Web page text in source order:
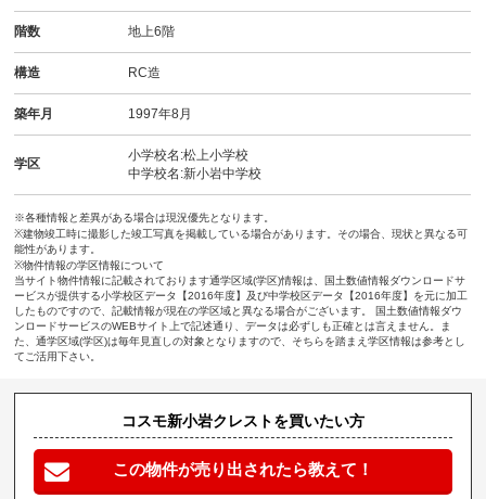
階数 地上6階
構造 RC造
築年月 1997年8月
学区
小学校名:松上小学校
中学校名:新小岩中学校
※各種情報と差異がある場合は現況優先となります。
※建物竣工時に撮影した竣工写真を掲載している場合があります。その場合、現状と異なる可
能性があります。
※物件情報の学区情報について
当サイト物件情報に記載されております通学区域(学区)情報は、国土数値情報ダウンロードサ
ービスが提供する小学校区データ【2016年度】及び中学校区データ【2016年度】を元に加工
したものですので、記載情報が現在の学区域と異なる場合がございます。 国土数値情報ダウ
ンロードサービスのWEBサイト上で記述通り、データは必ずしも正確とは言えません。ま
た、通学区域(学区)は毎年見直しの対象となりますので、そちらを踏まえ学区情報は参考とし
てご活用下さい。
コスモ新小岩クレストを買いたい方
この物件が売り出されたら教えて！